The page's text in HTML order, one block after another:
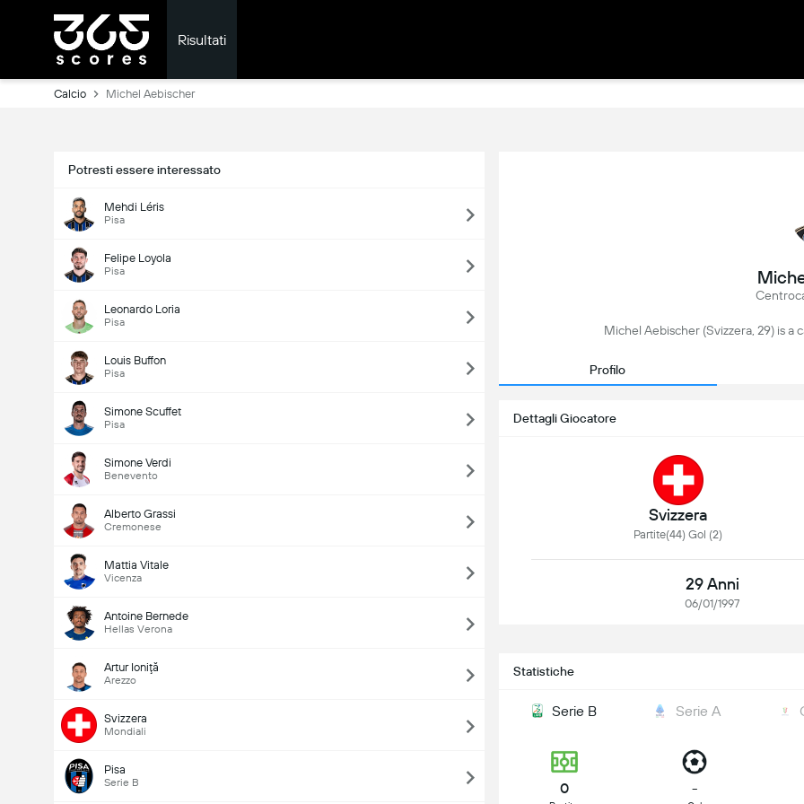
Risultati
Calcio Michel Aebischer
Potresti essere interessato
Mehdi Léris
Pisa
Felipe Loyola
Pisa
Leonardo Loria
Pisa
Louis Buffon
Pisa
Simone Scuffet
Pisa
Simone Verdi
Benevento
Alberto Grassi
Cremonese
Mattia Vitale
Vicenza
Antoine Bernede
Hellas Verona
Artur Ioniţă
Arezzo
Svizzera
Mondiali
Pisa
Serie B
Michel Aebischer (Svizzera, 29) is a
Profilo
Dettagli Giocatore
Svizzera
Partite(44) Gol (2)
29 Anni
06/01/1997
Statistiche
Serie B Serie A
0 -